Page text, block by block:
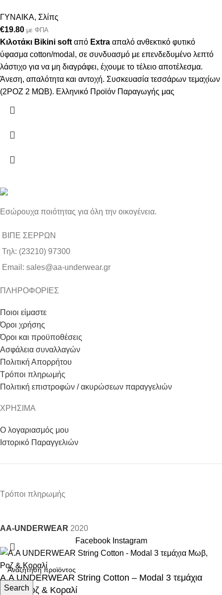
ΓΥΝΑΙΚΑ, Σλίπς
€19.80 με ΦΠΑ
Κιλοτάκι Bikini soft από Extra απαλό ανθεκτικό φυτικό
ύφασμα cotton/modal, σε συνδυασμό με επενδεδυμένο λεπτό
λάστιχο για να μη διαγράφει, έχουμε το τέλειο αποτέλεσμα.
Άνεση, απαλότητα και αντοχή. Συσκευασία τεσσάρων τεμαχίων
(2ΡΟΖ 2 ΜΩΒ). Ελληνικό Προϊόν Παραγωγής μας
Εσώρουχα ποιότητας για όλη την οικογένεια.
ΒΙΠΕ ΣΕΡΡΩΝ
Τηλ: (23210) 97300
Email: sales@aa-underwear.gr
ΠΛΗΡΟΦΟΡΙΕΣ
Ποιοι είμαστε
Όροι χρήσης
Όροι και προϋποθέσεις
Ασφάλεια συναλλαγών
Πολιτική Απορρήτου
Τρόποι πληρωμής
Πολιτική επιστροφών / ακυρώσεων παραγγελιών
ΧΡΗΣΙΜΑ
Ο λογαριασμός μου
Ιστορικό Παραγγελιών
Τρόποι πληρωμής
AA-UNDERWEAR 2020
Search
Facebook Instagram
Α.A UNDERWEAR String Cotton – Modal 3 τεμάχια
Μωβ, Ροζ & Κοραλί